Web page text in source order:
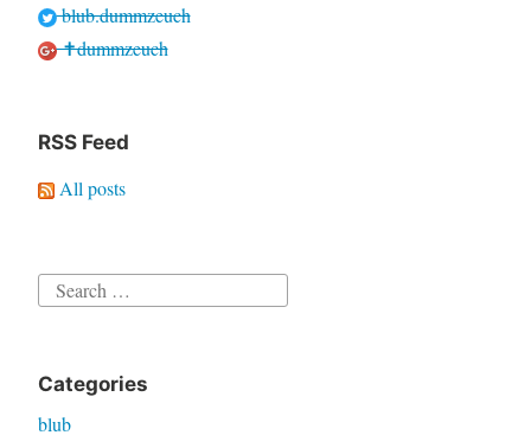
blub.dummzeuch
✝dummzeuch
RSS Feed
All posts
Search
Categories
blub